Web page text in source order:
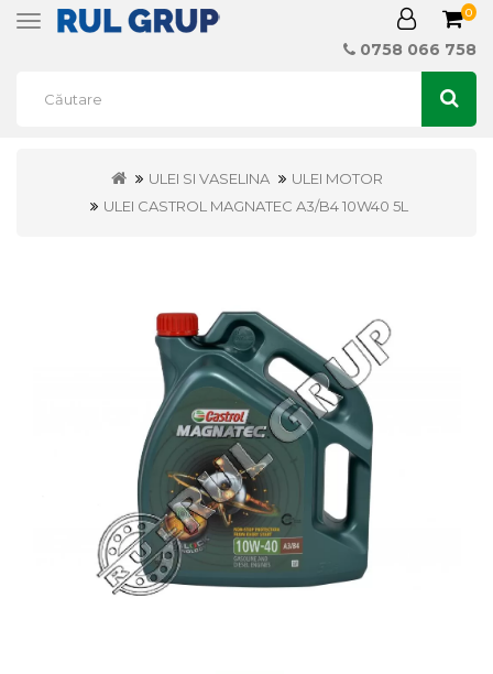
Toggle
0
0758 066 758
ULEI SI VASELINA
ULEI MOTOR
ULEI CASTROL MAGNATEC A3/B4 10W40 5L